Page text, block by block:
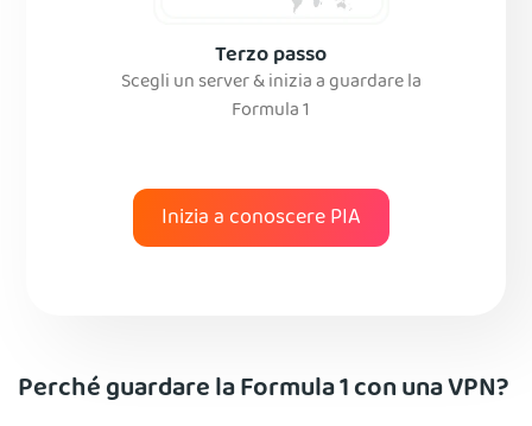
Terzo passo
Scegli un server & inizia a guardare la
Formula 1
Inizia a conoscere PIA
Perché guardare la Formula 1 con una VPN?